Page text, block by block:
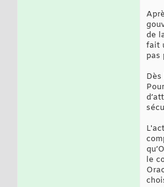
de
fait
pas
le